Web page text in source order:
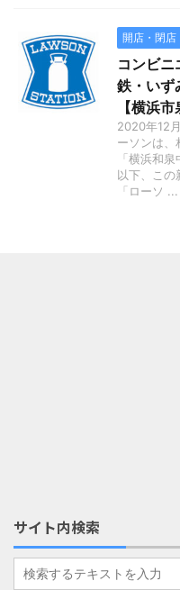
開店・閉店
コンビニ
鉄・いず
【横浜市
2020年12
ーソンは、
「横浜和
以下、この
「ローソ ...
サイト内検索